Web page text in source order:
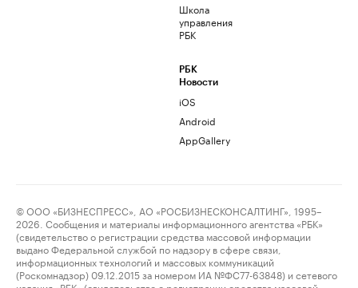
Школа
управления
РБК
РБК
Новости
iOS
Android
AppGallery
© ООО «БИЗНЕСПРЕСС», АО «РОСБИЗНЕСКОНСАЛТИНГ», 1995–
2026. Сообщения и материалы информационного агентства «РБК»
(свидетельство о регистрации средства массовой информации
выдано Федеральной службой по надзору в сфере связи,
информационных технологий и массовых коммуникаций
(Роскомнадзор) 09.12.2015 за номером ИА №ФС77-63848) и сетевого